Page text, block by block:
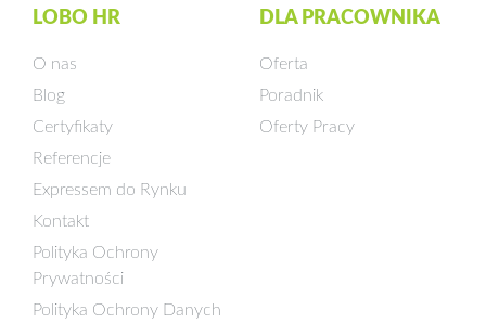
LOBO HR
O nas
Blog
Certyfikaty
Referencje
Expressem do Rynku
Kontakt
Polityka Ochrony
Prywatności
Polityka Ochrony Danych
DLA PRACOWNIKA
Oferta
Poradnik
Oferty Pracy